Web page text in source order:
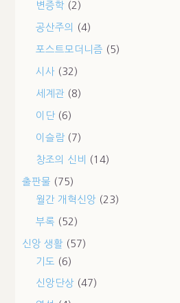
변증학 (2)
공산주의 (4)
포스트모더니즘 (5)
시사 (32)
세계관 (8)
이단 (6)
이슬람 (7)
창조의 신비 (14)
출판물 (75)
월간 개혁신앙 (23)
부록 (52)
신앙 생활 (57)
기도 (6)
신앙단상 (47)